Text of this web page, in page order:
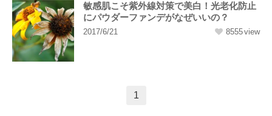
敏感肌こそ紫外線対策で美白！光老化防止
にパウダーファンデがなぜいいの？
2017/6/21 8555
1